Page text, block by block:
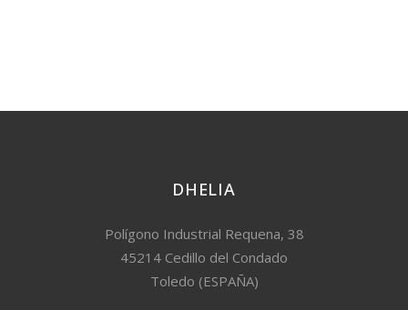
DHELIA
Polígono Industrial Requena, 38
45214 Cedillo del Condado
Toledo (ESPAÑA)